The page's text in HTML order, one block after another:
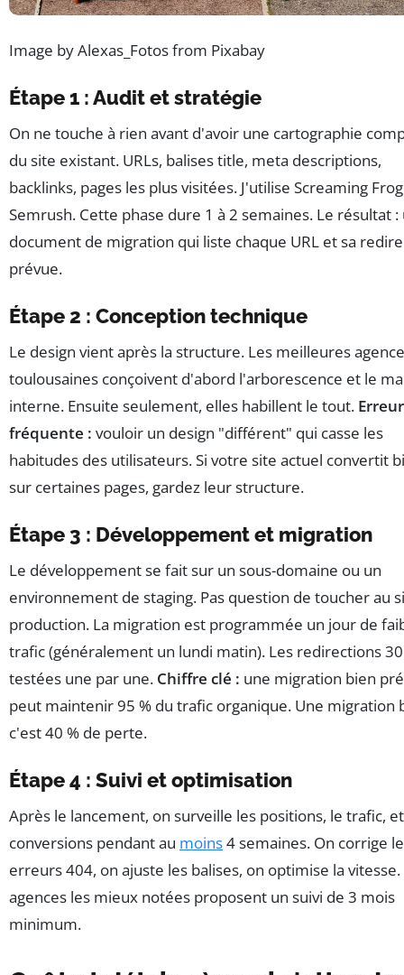
Image by Alexas_Fotos from Pixabay
Étape 1 : Audit et stratégie
On ne touche à rien avant d'avoir une cartographie
du site existant. URLs, balises title, meta descriptions,
backlinks, pages les plus visitées. J'utilise Screaming
Semrush. Cette phase dure 1 à 2 semaines. Le résultat :
document de migration qui liste chaque URL et sa
prévue.
Étape 2 : Conception technique
Le design vient après la structure. Les meilleures
toulousaines conçoivent d'abord l'arborescence et le
interne. Ensuite seulement, elles habillent le tout. Erreur
fréquente : vouloir un design "différent" qui casse les
habitudes des utilisateurs. Si votre site actuel convertit
sur certaines pages, gardez leur structure.
Étape 3 : Développement et migration
Le développement se fait sur un sous-domaine ou un
environnement de staging. Pas question de toucher au
production. La migration est programmée un jour de
trafic (généralement un lundi matin). Les redirections
testées une par une. Chiffre clé : une migration bien
peut maintenir 95 % du trafic organique. Une migration
c'est 40 % de perte.
Étape 4 : Suivi et optimisation
Après le lancement, on surveille les positions, le trafic,
conversions pendant au moins4 semaines. On corrige
erreurs 404, on ajuste les balises, on optimise la vitesse.
agences les mieux notées proposent un suivi de 3 mois
minimum.